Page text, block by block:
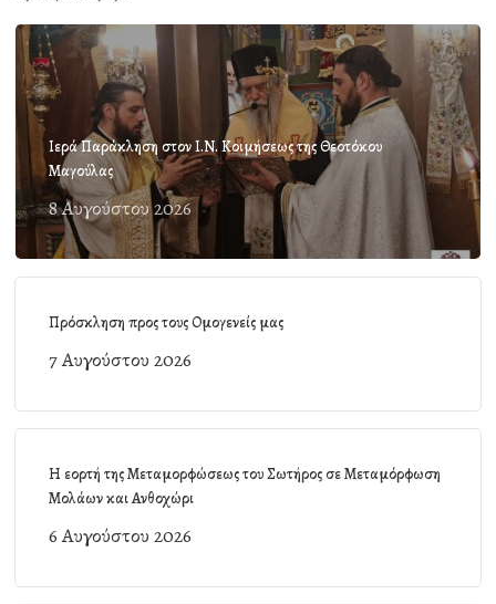
Ιερά Παράκληση στον Ι.Ν. Κοιμήσεως της Θεοτόκου
Μαγούλας
8 Αυγούστου 2026
Πρόσκληση προς τους Ομογενείς μας
7 Αυγούστου 2026
Η εορτή της Μεταμορφώσεως του Σωτήρος σε Μεταμόρφωση
Μολάων και Ανθοχώρι
6 Αυγούστου 2026